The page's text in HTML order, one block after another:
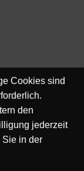
Cookies sind
den
jederzeit
Sie in der